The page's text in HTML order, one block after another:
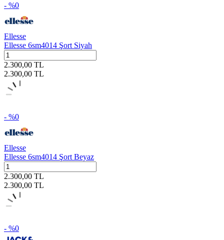
- %0
Ellesse
Ellesse 6sm4014 Şort Siyah
2.300,00 TL
2.300,00 TL
- %0
Ellesse
Ellesse 6sm4014 Şort Beyaz
2.300,00 TL
2.300,00 TL
- %0